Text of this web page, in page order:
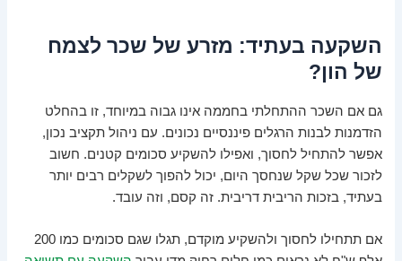
השקעה בעתיד: מזרע של שכר לצמח
של הון?
גם אם השכר ההתחלתי בחממה אינו גבוה במיוחד, זו בהחלט
הזדמנות לבנות הרגלים פיננסיים נכונים. עם ניהול תקציב נכון,
אפשר להתחיל לחסוך, ואפילו להשקיע סכומים קטנים. חשוב
לזכור שכל שקל שנחסך היום, יכול להפוך לשקלים רבים יותר
בעתיד, בזכות הריבית דריבית. זה קסם, וזה עובד.
אם תתחילו לחסוך ולהשקיע מוקדם, תגלו שגם סכומים כמו 200